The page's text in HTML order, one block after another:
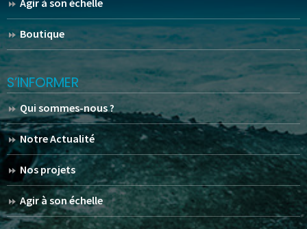
Boutique
S’INFORMER
Qui sommes-nous ?
Notre Actualité
Nos projets
Agir à son échelle